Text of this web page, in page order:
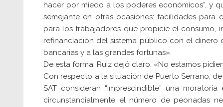
hacer por miedo a los poderes económicos”, y
semejante en otras ocasiones: facilidades para
para los trabajadores que propicie el consumo,
refinanciación del sistema público con el dinero
bancarias y a las grandes fortunas».
De esta forma, Ruiz dejó claro: «No estamos
Con respecto a la situación de Puerto Serrano,
SAT consideran “imprescindible” una
circunstancialmente el número de peonadas